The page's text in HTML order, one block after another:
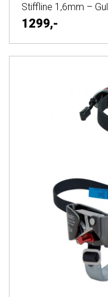
Stiffline 1,6mm – Gul
1299,-